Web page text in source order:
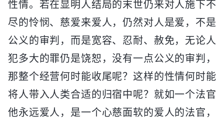
性情。若在显明人结局的末世仍来对人施下不
尽的怜悯、慈爱来爱人，仍然对人是爱，不是
公义的审判，而是宽容、忍耐、赦免，无论人
犯多大的罪仍是饶恕，没有一点公义的审判，
那整个经营何时能收尾呢？这样的性情何时能
将人带入人类合适的归宿中呢？就如一个法官
他永远爱人，是一个心慈面软的爱人的法官，